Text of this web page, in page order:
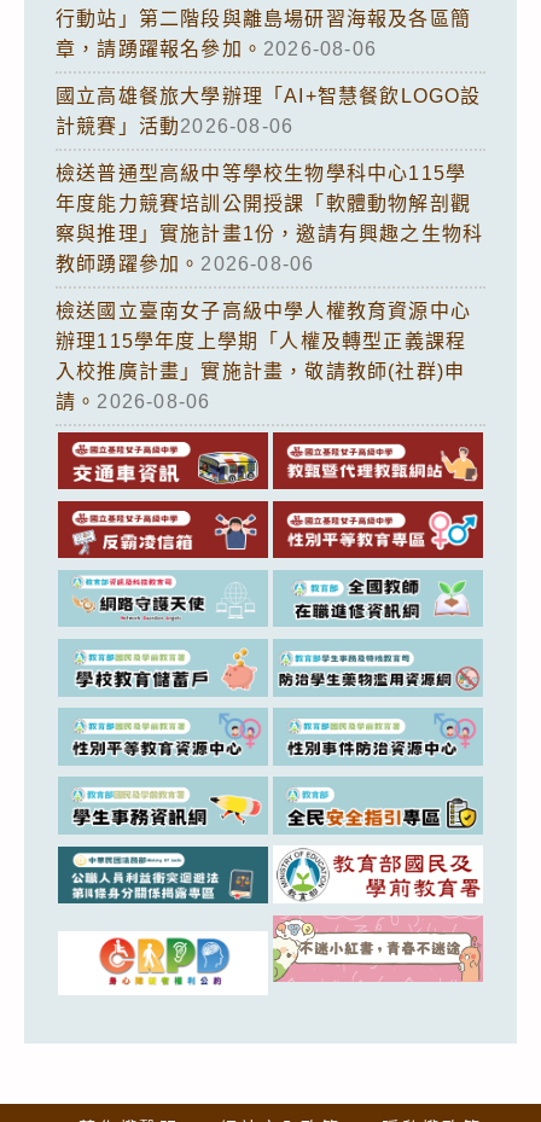
行動站」第二階段與離島場研習海報及各區簡
章，請踴躍報名參加。 2026-08-06
國立高雄餐旅大學辦理「AI+智慧餐飲LOGO設
計競賽」活動2026-08-06
檢送普通型高級中等學校生物學科中心115學
年度能力競賽培訓公開授課「軟體動物解剖觀
察與推理」實施計畫1份，邀請有興趣之生物科
教師踴躍參加。 2026-08-06
檢送國立臺南女子高級中學人權教育資源中心
辦理115學年度上學期「人權及轉型正義課程
入校推廣計畫」實施計畫，敬請教師(社群)申
請。 2026-08-06